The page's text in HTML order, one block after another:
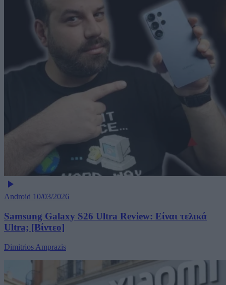
Android 10/03/2026
Samsung Galaxy S26 Ultra Review: Είναι τελικά
Ultra; [Βίντεο]
Dimitrios Amprazis